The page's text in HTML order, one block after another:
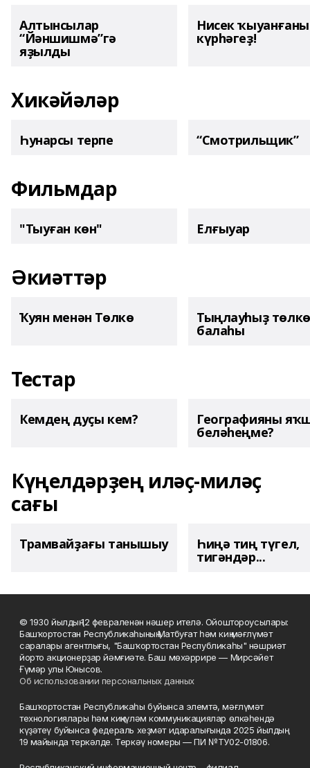
Алтынсылар
“Йәншишмә”гә
яҙылды
Нисек
күрһәгеҙ!
Хикәйәләр
Һунарсы терпе “Смотрильщик”
Фильмдар
"Тыуған көн" Елғыуар
Әкиәттәр
Ҡуян менән Төлкө Тыңлауһыҙ төлкө
балаһы
Тестар
Кемдең дуҫы кем? Географияны
беләһеңме?
Күңелдәрҙең иләҫ-миләҫ
сағы
Трамвайҙағы танышыу Һиңә тиң түгел,
тигәндәр...
© 1930 йылдың 12 февраленән нәшер ителә. Ойоштороусылары:
Башҡортостан Республикаһының Матбуғат һәм киң мәғлүмәт
саралары агентлығы, "Башҡортостан Республикаһы" нәшриәт
йорто акционерҙар йәмғиәте. Баш мөхәррире — Мирсәйет
Ғүмәр улы Юнысов.
Об использовании персональных данных
Башҡортостан Республикаһы буйынса элемтә, мәғлүмәт
технологиялары һәм киңкүләм коммуникациялар өлкәһендә
күҙәтеү буйынса федераль хеҙмәт идаралығында 2025 йылдың
19 майында теркәлде. Теркәү номеры — ПИ №ТУ02-01806.